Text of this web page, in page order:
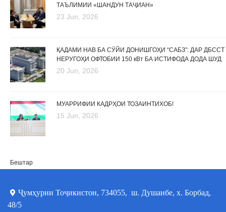
ТАЪЛИМИИ «ШАНДУН ТАҶИАН»
23 Jun, 2026
ҚАДАМИ НАВ БА СӮЙИ ДОНИШГОҲИ “САБЗ”: ДАР ДБССТ
НЕРУГОҲИ ОФТОБИИ 150 кВт БА ИСТИФОДА ДОДА ШУД
20 Jun, 2026
МУАРРИФИИ КАДРҲОИ ТОЗАИНТИХОБ!
15 Jun, 2026
Бештар
Ҷумҳурии Тоҷикистон, 734055, ш. Душанбе, х. Борбад,
48/5